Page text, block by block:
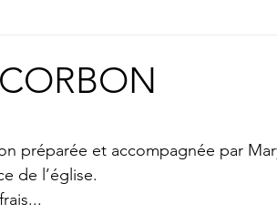
préparée et accompagnée par
de l’église.